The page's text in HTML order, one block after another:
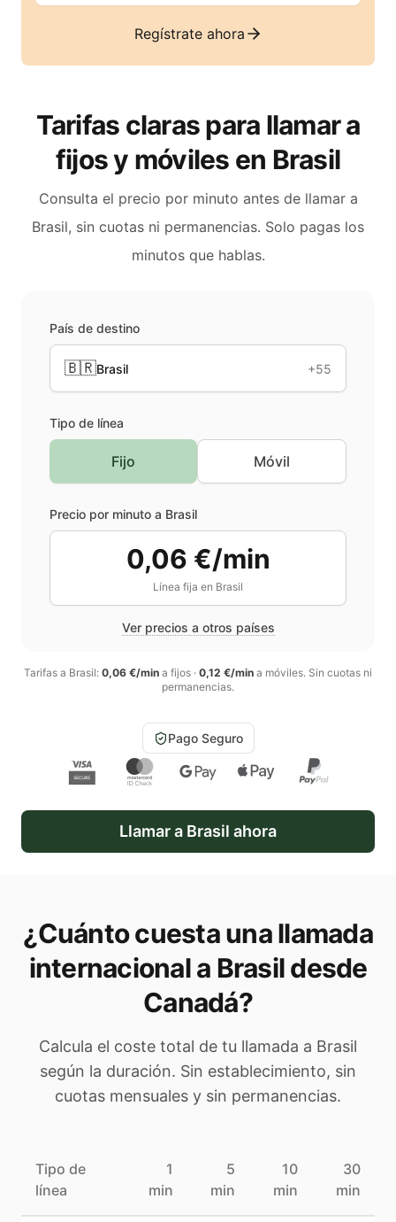
Regístrate ahora
Tarifas claras para llamar a
fijos y móviles en Brasil
Consulta el precio por minuto antes de llamar a
Brasil, sin cuotas ni permanencias. Solo pagas los
minutos que hablas.
País de destino
🇧🇷Brasil +55
Tipo de línea
Fijo Móvil
Precio por minuto a Brasil
0,06 €/min
Línea fija en Brasil
Ver precios a otros países
Tarifas a Brasil: 0,06 €/min a fijos · 0,12 €/min a móviles. Sin cuotas ni
permanencias.
Pago Seguro
Llamar a Brasil ahora
¿Cuánto cuesta una llamada
internacional a Brasildesde
Canadá?
Calcula el coste total de tu llamada a Brasil
según la duración. Sin establecimiento, sin
cuotas mensuales y sin permanencias.
Tipo de
línea
1
min
5
min
10
min
30
min